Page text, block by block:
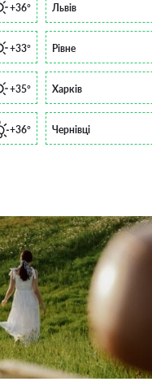
+36° Львів
+33° Рівне
+35° Харків
+36° Чернівці